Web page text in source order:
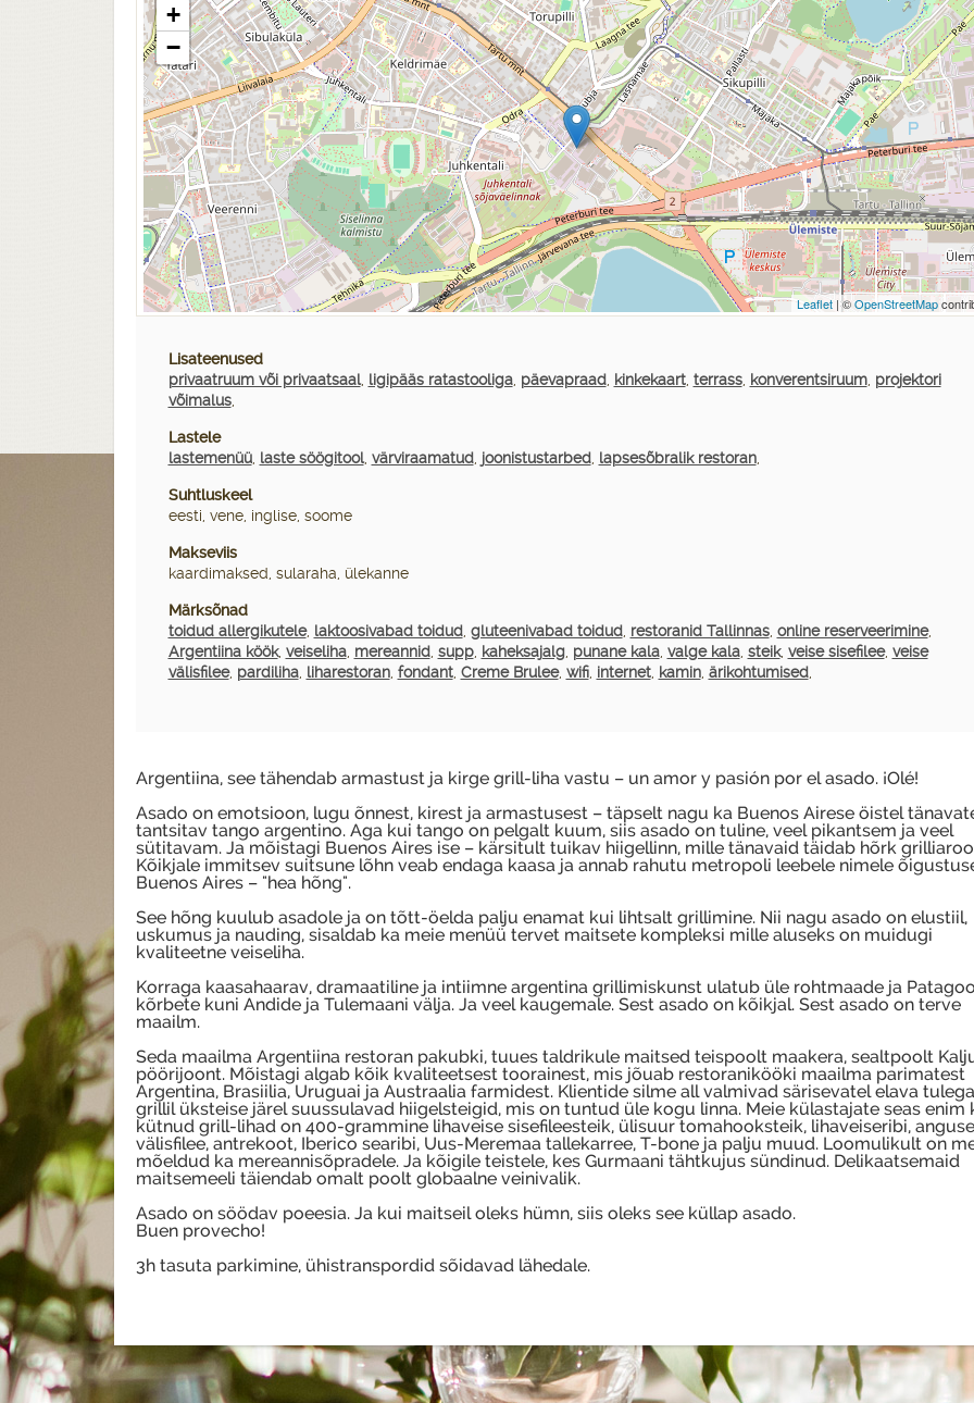
+
−
Leaflet| ©OpenStreetMap
Lisateenused
privaatruum või privaatsaal, ligipääs ratastooliga, päevapraad, kinkekaart, terrass, konverentsiruum, projektori
võimalus,
Lastele
lastemenüü, laste söögitool, värviraamatud, joonistustarbed, lapsesõbralik restoran,
Suhtluskeel
eesti, vene, inglise, soome
Makseviis
kaardimaksed, sularaha, ülekanne
Märksõnad
toidud allergikutele, laktoosivabad toidud, gluteenivabad toidud, restoranid Tallinnas, online reserveerimine,
Argentiina köök, veiseliha, mereannid, supp, kaheksajalg, punane kala, valge kala, steik, veise sisefilee, veise
välisfilee, pardiliha, liharestoran, fondant, Creme Brulee, wifi, internet, kamin, ärikohtumised,
Argentiina, see tähendab armastust ja kirge grill-liha vastu – un amor y pasión por el asado. ¡Olé!
Asado on emotsioon, lugu õnnest, kirest ja armastusest – täpselt nagu ka Buenos Airese öistel
tantsitav tango argentino. Aga kui tango on pelgalt kuum, siis asado on tuline, veel pikantsem ja veel
sütitavam. Ja mõistagi Buenos Aires ise – kärsitult tuikav hiigellinn, mille tänavaid täidab hõrk
Kõikjale immitsev suitsune lõhn veab endaga kaasa ja annab rahutu metropoli leebele nimele
Buenos Aires – "hea hõng".
See hõng kuulub asadole ja on tõtt-öelda palju enamat kui lihtsalt grillimine. Nii nagu asado on elustiil,
uskumus ja nauding, sisaldab ka meie menüü tervet maitsete kompleksi mille aluseks on muidugi
kvaliteetne veiseliha.
Korraga kaasahaarav, dramaatiline ja intiimne argentina grillimiskunst ulatub üle rohtmaade ja
kõrbete kuni Andide ja Tulemaani välja. Ja veel kaugemale. Sest asado on kõikjal. Sest asado on terve
maailm.
Seda maailma Argentiina restoran pakubki, tuues taldrikule maitsed teispoolt maakera, sealtpoolt
pöörijoont. Mõistagi algab kõik kvaliteetsest toorainest, mis jõuab restoranikööki maailma parimatest
Argentina, Brasiilia, Uruguai ja Austraalia farmidest. Klientide silme all valmivad särisevatel elava tulega
grillil üksteise järel suussulavad hiigelsteigid, mis on tuntud üle kogu linna. Meie külastajate seas enim
kütnud grill-lihad on 400-grammine lihaveise sisefileesteik, ülisuur tomahooksteik, lihaveiseribi, anguse
välisfilee, antrekoot, Iberico searibi, Uus-Meremaa tallekarree, T-bone ja palju muud. Loomulikult on
mõeldud ka mereannisõpradele. Ja kõigile teistele, kes Gurmaani tähtkujus sündinud. Delikaatsemaid
maitsemeeli täiendab omalt poolt globaalne veinivalik.
Asado on söödav poeesia. Ja kui maitseil oleks hümn, siis oleks see küllap asado.
Buen provecho!
3h tasuta parkimine, ühistranspordid sõidavad lähedale.